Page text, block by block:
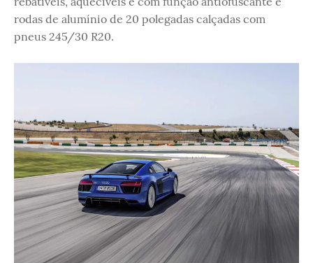
rodas de alumínio de 20 polegadas calçadas com
pneus 245/30 R20.